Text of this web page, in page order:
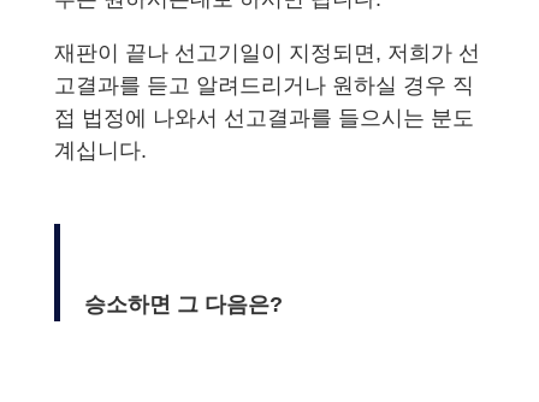
재판이 끝나 선고기일이 지정되면, 저희가 선
고결과를 듣고 알려드리거나 원하실 경우 직
접 법정에 나와서 선고결과를 들으시는 분도
계십니다.
승소하면 그 다음은?